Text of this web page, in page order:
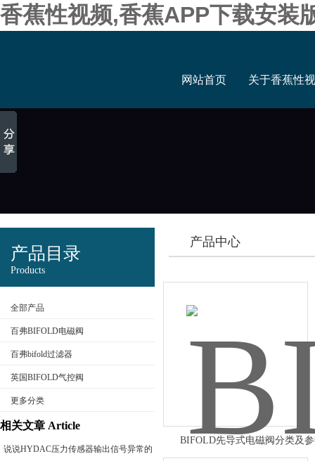
香蕉性视频,香蕉APP下载安装
网站首页 关于香蕉性
产品目录
Products
全部产品
百弗BIFOLD电磁阀
百弗bifold过滤器
英国BIFOLD气控阀
更多分类
相关文章 Article
说说HYDAC压力传感器输出信号异常的
产品中心
BIFOLD先导式电磁阀分类及